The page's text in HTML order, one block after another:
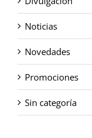
Noticias
Novedades
Promociones
Sin categoría